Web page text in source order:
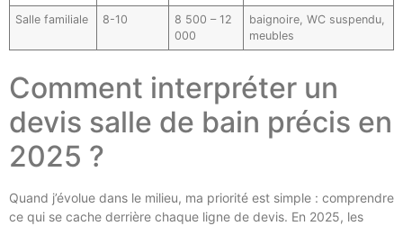
Salle familiale 8-10
8 500 – 12
000
baignoire, WC suspendu,
meubles
Comment interpréter un
devis salle de bain précis en
2025 ?
Quand j’évolue dans le milieu, ma priorité est simple : comprendre
ce qui se cache derrière chaque ligne de devis. En 2025, les